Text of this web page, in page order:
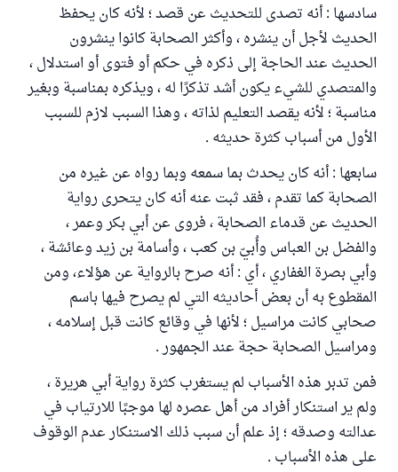
سادسها : أنه تصدى للتحديث عن قصد ؛ لأنه كان يحفظ
الحديث لأجل أن ينشره ، وأكثر الصحابة كانوا ينشرون
الحديث عند الحاجة إلى ذكره في حكم أو فتوى أو استدلال ،
والمتصدي للشيء يكون أشد تذكرًا له ، ويذكره بمناسبة وبغير
مناسبة ؛ لأنه يقصد التعليم لذاته ، وهذا السبب لازم للسبب
الأول من أسباب كثرة حديثه .
سابعها : أنه كان يحدث بما سمعه وبما رواه عن غيره من
الصحابة كما تقدم ، فقد ثبت عنه أنه كان يتحرى رواية
الحديث عن قدماء الصحابة ، فروى عن أبي بكر وعمر ،
والفضل بن العباس وأُبيّ بن كعب ، وأسامة بن زيد وعائشة ،
وأبي بصرة الغفاري ، أي : أنه صرح بالرواية عن هؤلاء، ومن
المقطوع به أن بعض أحاديثه التي لم يصرح فيها باسم
صحابي كانت مراسيل ؛ لأنها في وقائع كانت قبل إسلامه ،
ومراسيل الصحابة حجة عند الجمهور .
فمن تدبر هذه الأسباب لم يستغرب كثرة رواية أبي هريرة ،
ولم ير استنكار أفراد من أهل عصره لها موجبًا للارتياب في
عدالته وصدقه ؛ إذ علم أن سبب ذلك الاستنكار عدم الوقوف
على هذه الأسباب .